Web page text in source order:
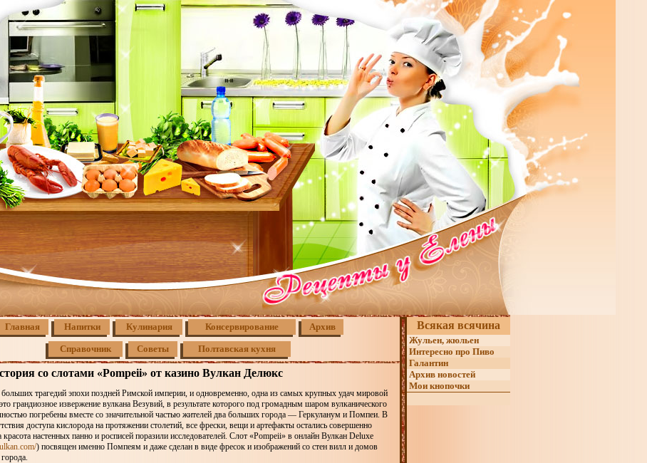
Главная Напитки Кулинария Консервирование Архив
Справочник Советы Полтавская кухня
со слотами «Pompeii» от казино Вулкан Делюкс
трагедий эпохи поздней Римской империи, и одновременно, одна из самых крупных удач мировой
грандиозное извержение вулкана Везувий, в результате которого под громадным шаром вулканического
погребены вместе со значительной частью жителей два больших города — Геркуланум и Помпеи. В
доступа кислорода на протяжении столетий, все фрески, вещи и артефакты остались совершенно
настенных панно и росписей поразили исследователей. Слот «Pompeii» в онлайн Вулкан Deluxe
) посвящен именно Помпеям и даже сделан в виде фресок и изображений со стен вилл и домов
Всякая всячина
Жульен, жюльен
Интересно про Пиво
Галантин
Архив новостей
Мои кнопочки